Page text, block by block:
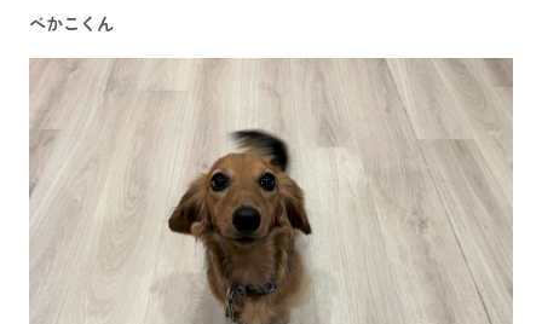
べかこくん